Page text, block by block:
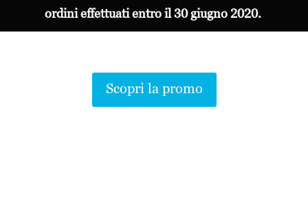
ordini effettuati entro il 30 giugno 2020.
Scopri la promo